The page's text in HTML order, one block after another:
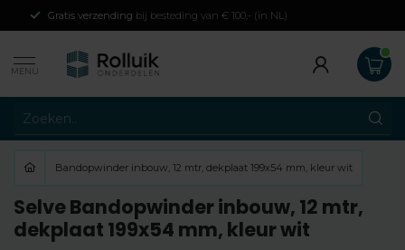
Gratis verzending bij besteding van € 100,- (in NL)
MENU
Bandopwinder inbouw, 12 mtr, dekplaat 199x54 mm, kleur wit
Selve Bandopwinder inbouw, 12 mtr,
dekplaat 199x54 mm, kleur wit